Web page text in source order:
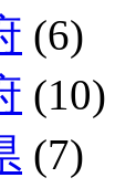
(6)
(10)
(7)